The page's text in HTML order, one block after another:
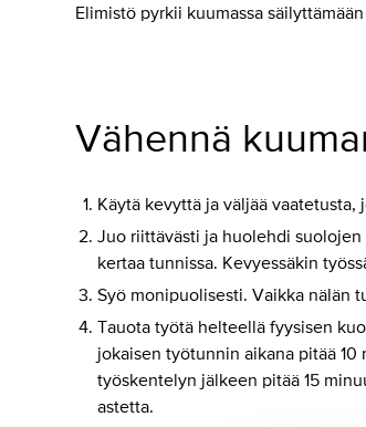
Elimistö pyrkii kuumassa
Vähennä
Käytä kevyttä ja väljää
Juo riittävästi ja huolehdi suolojen
kertaa tunnissa. Kevyessäkin
Syö monipuolisesti. Vaikka nälän
Tauota työtä helteellä fyysisen
jokaisen työtunnin aikana pitää
työskentelyn jälkeen pitää 15
astetta.